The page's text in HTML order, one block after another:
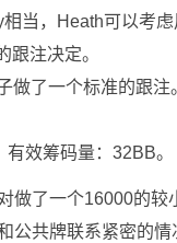
当，Heath可以考
跟注决定。
了一个标准的跟注
有效筹码量：32BB。
做了一个16000的较
公共牌联系紧密的